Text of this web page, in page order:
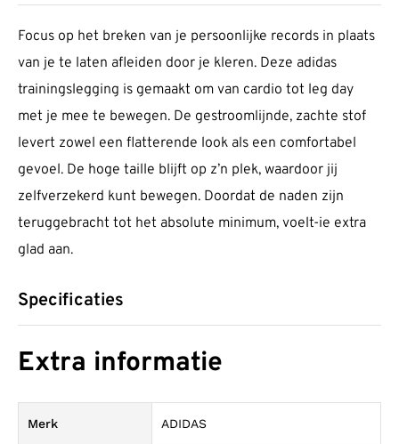
Focus op het breken van je persoonlijke records in plaats
van je te laten afleiden door je kleren. Deze adidas
trainingslegging is gemaakt om van cardio tot leg day
met je mee te bewegen. De gestroomlijnde, zachte stof
levert zowel een flatterende look als een comfortabel
gevoel. De hoge taille blijft op z’n plek, waardoor jij
zelfverzekerd kunt bewegen. Doordat de naden zijn
teruggebracht tot het absolute minimum, voelt-ie extra
glad aan.
Specificaties
Extra informatie
Merk ADIDAS